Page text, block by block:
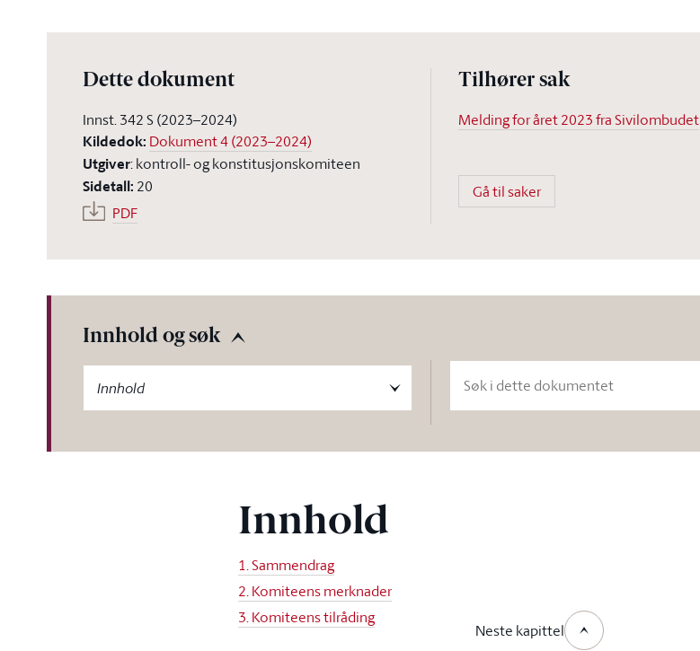
Dette dokument
Innst. 342 S (2023–2024)
Kildedok: Dokument 4 (2023–2024)
Utgiver:kontroll- og konstitusjonskomiteen
Sidetall: 20
PDF
Tilhører sak
Melding for året 2023 fra Sivilombudet
Gå til saker
Innhold og søk
Innhold
Innhold
1. Sammendrag
2. Komiteens merknader
3. Komiteens tilråding
Neste kapittel